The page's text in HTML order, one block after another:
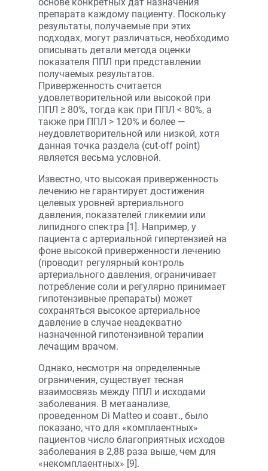
препарата каждому пациенту. Поскольку
результаты, получаемые при этих
подходах, могут различаться, необходимо
описывать детали метода оценки
показателя ППЛ при представлении
получаемых результатов.
Приверженность считается
удовлетворительной или высокой при
ППЛ ≥ 80%, тогда как при ППЛ < 80%, а
также при ППЛ > 120% и более —
неудовлетворительной или низкой, хотя
данная точка раздела (cut-off point)
является весьма условной.
Известно, что высокая приверженность
лечению не гарантирует достижения
целевых уровней артериального
давления, показателей гликемии или
липидного спектра [1]. Например, у
пациента с артериальной гипертензией на
фоне высокой приверженности лечению
(проводит регулярный контроль
артериального давления, ограничивает
потребление соли и регулярно принимает
гипотензивные препараты) может
сохраняться высокое артериальное
давление в случае неадекватно
назначенной гипотензивной терапии
лечащим врачом.
Однако, несмотря на определенные
ограничения, существует тесная
взаимосвязь между ППЛ и исходами
заболевания. В метаанализе,
проведенном Di Matteo и соавт., было
показано, что для «комплаентных»
пациентов число благоприятных исходов
заболевания в 2,88 раза выше, чем для
«некомплаентных» [9].